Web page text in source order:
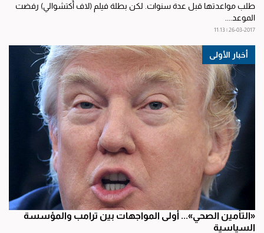
طلب مواعدتها قبل عدة سنوات. لكن بطلة فيلم (لاف أكتشوالي) رفضت
الموعد....
26-03-2017 | 11:13
أخبار الأولى
«التأمين الصحي»... أولى المواجهات بين ترامب والمؤسسة
السياسية